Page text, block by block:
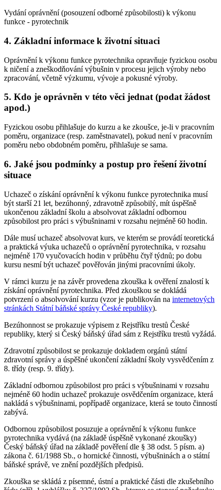
Vydání oprávnění (posouzení odborné způsobilosti) k výkonu
funkce - pyrotechnik
4. Základní informace k životní situaci
Oprávnění k výkonu funkce pyrotechnika opravňuje fyzickou osobu
k ničení a zneškodňování výbušnin v procesu jejich výroby nebo
zpracování, včetně výzkumu, vývoje a pokusné výroby.
5. Kdo je oprávněn v této věci jednat (podat žádost
apod.)
Fyzickou osobu přihlašuje do kurzu a ke zkoušce, je-li v pracovním
poměru, organizace (resp. zaměstnavatel), pokud není v pracovním
poměru nebo obdobném poměru, přihlašuje se sama.
6. Jaké jsou podmínky a postup pro řešení životní
situace
Uchazeč o získání oprávnění k výkonu funkce pyrotechnika musí
být starší 21 let, bezúhonný, zdravotně způsobilý, mít úspěšně
ukončenou základní školu a absolvovat základní odbornou
způsobilost pro práci s výbušninami v rozsahu nejméně 60 hodin.
Dále musí uchazeč absolvovat kurs, ve kterém se provádí teoretická
a praktická výuka uchazečů o oprávnění pyrotechnika, v rozsahu
nejméně 170 vyučovacích hodin v průběhu čtyř týdnů; po dobu
kursu nesmí být uchazeč pověřován jinými pracovními úkoly.
V rámci kurzu je na závěr provedena zkouška k ověření znalostí k
získání oprávnění pyrotechnika. Před zkouškou se dokládá
potvrzení o absolvování kurzu (vzor je publikován na internetových
stránkách Státní báňské správy České republiky).
Bezúhonnost se prokazuje výpisem z Rejstříku trestů České
republiky, který si Český báňský úřad sám z Rejstříku trestů vyžádá.
Zdravotní způsobilost se prokazuje dokladem orgánů státní
zdravotní správy a úspěšné ukončení základní školy vysvědčením z
8. třídy (resp. 9. třídy).
Základní odbornou způsobilost pro práci s výbušninami v rozsahu
nejméně 60 hodin uchazeč prokazuje osvědčením organizace, která
nakládá s výbušninami, popřípadě organizace, která se touto činností
zabývá.
Odbornou způsobilost posuzuje a oprávnění k výkonu funkce
pyrotechnika vydává (na základě úspěšně vykonané zkoušky)
Český báňský úřad na základě pověření dle § 38 odst. 5 písm. a)
zákona č. 61/1988 Sb., o hornické činnosti, výbušninách a o státní
báňské správě, ve znění pozdějších předpisů.
Zkouška se skládá z písemné, ústní a praktické části dle zkušebního